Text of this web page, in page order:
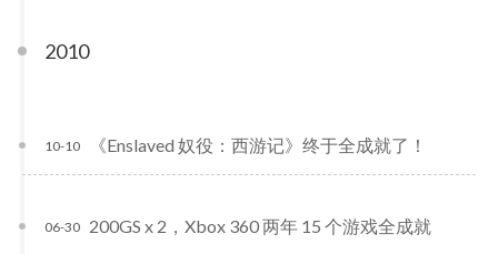
2010
《Enslaved 奴役：西游记》终于全成就了！
10-10
200GS x 2，Xbox 360 两年 15 个游戏全成就
06-30